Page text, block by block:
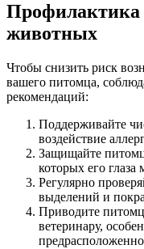
Профилактика
животных
Чтобы снизить риск
вашего питомца,
рекомендаций:
Поддерживайте
воздействие
Защищайте
которых его
Регулярно
выделений и
Приводите
ветеринару,